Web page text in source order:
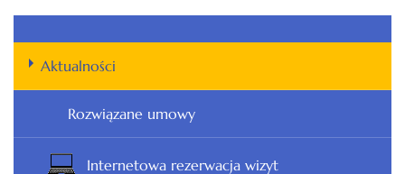
Aktualności
Rozwiązane umowy
Internetowa rezerwacja wizyt